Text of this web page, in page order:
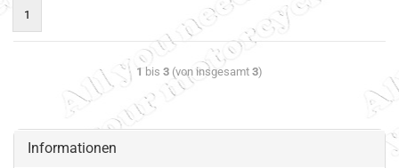
1
1 bis 3 (von insgesamt 3)
Informationen